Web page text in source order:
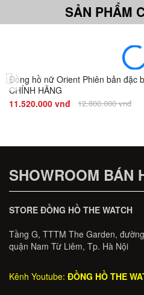
SẢN PHẨM
Đồng hồ nữ Orient Phiên bản đặc
CHÍNH HÃNG
11.520.000 vnđ
12.800.000 vnđ
SHOWROOM BÁN
STORE ĐỒNG HỒ THE WATCH
Tầng G, TTTM The Garden,
quận Nam Từ Liêm, Tp. Hà Nội
Kênh Youtube: ĐỒNG HỒ THE